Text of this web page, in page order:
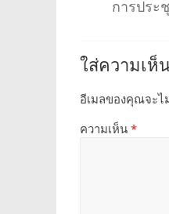
การประ
ใส่ความเห็
อีเมลของคุณจะ
ความเห็น *